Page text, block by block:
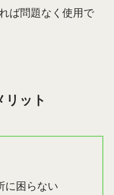
ば問題なく使用で
リット
に困らない